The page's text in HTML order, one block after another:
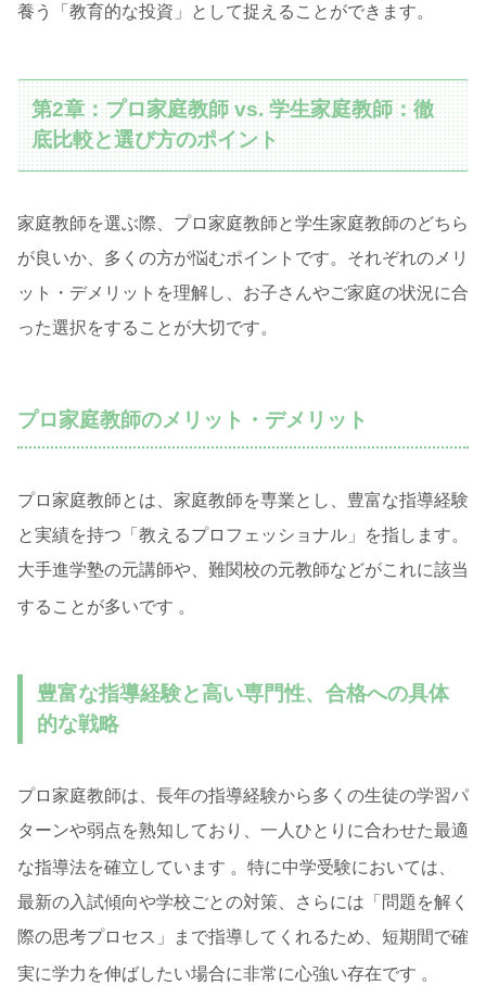
養う「教育的な投資」として捉えることができます。
第2章：プロ家庭教師 vs. 学生家庭教師：徹
底比較と選び方のポイント
家庭教師を選ぶ際、プロ家庭教師と学生家庭教師のどちら
が良いか、多くの方が悩むポイントです。それぞれのメリ
ット・デメリットを理解し、お子さんやご家庭の状況に合
った選択をすることが大切です。
プロ家庭教師のメリット・デメリット
プロ家庭教師とは、家庭教師を専業とし、豊富な指導経験
と実績を持つ「教えるプロフェッショナル」を指します。
大手進学塾の元講師や、難関校の元教師などがこれに該当
することが多いです 。
豊富な指導経験と高い専門性、合格への具体
的な戦略
プロ家庭教師は、長年の指導経験から多くの生徒の学習パ
ターンや弱点を熟知しており、一人ひとりに合わせた最適
な指導法を確立しています 。特に中学受験においては、
最新の入試傾向や学校ごとの対策、さらには「問題を解く
際の思考プロセス」まで指導してくれるため、短期間で確
実に学力を伸ばしたい場合に非常に心強い存在です 。